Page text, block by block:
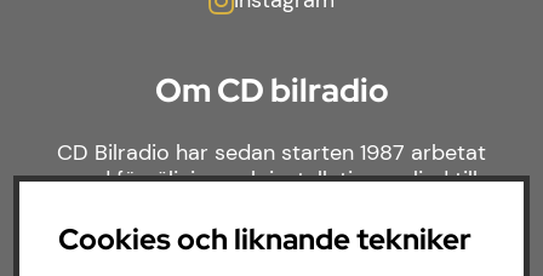
Om CD bilradio
CD Bilradio har sedan starten 1987 arbetat
med försäljning och installation av ljud till
brett sortiment av billjud till alla typer av
bilmärken och behov.
Cookies och liknande tekniker